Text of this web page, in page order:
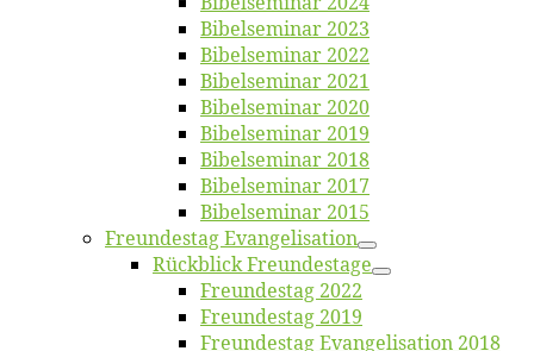
Bi­bel­se­mi­nar 2023
Bi­bel­se­mi­nar 2022
Bi­bel­se­mi­nar 2021
Bi­bel­se­mi­nar 2020
Bi­bel­se­mi­nar 2019
Bi­bel­se­mi­nar 2018
Bibelsemi­nar 2017
Bibelsemi­nar 2015
Freun­des­tag Evangelisation
Rück­blick Freundestage
Freun­des­tag 2022
Freun­des­tag 2019
Freun­des­tag Evan­ge­li­sa­ti­on 2018